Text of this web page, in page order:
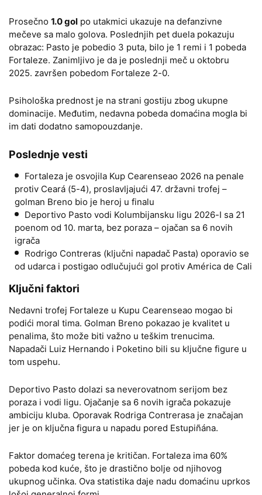
Prosečno 1.0 gol po utakmici ukazuje na defanzivne
mečeve sa malo golova. Poslednjih pet duela pokazuju
obrazac: Pasto je pobedio 3 puta, bilo je 1 remi i 1 pobeda
Fortaleze. Zanimljivo je da je poslednji meč u oktobru
2025. završen pobedom Fortaleze 2-0.
Psihološka prednost je na strani gostiju zbog ukupne
dominacije. Međutim, nedavna pobeda domaćina mogla bi
im dati dodatno samopouzdanje.
Poslednje vesti
Fortaleza je osvojila Kup Cearenseao 2026 na penale
protiv Ceará (5-4), proslavljajući 47. državni trofej –
golman Breno bio je heroj u finalu
Deportivo Pasto vodi Kolumbijansku ligu 2026-I sa 21
poenom od 10. marta, bez poraza – ojačan sa 6 novih
igrača
Rodrigo Contreras (ključni napadač Pasta) oporavio se
od udarca i postigao odlučujući gol protiv América de Cali
Ključni faktori
Nedavni trofej Fortaleze u Kupu Cearenseao mogao bi
podići moral tima. Golman Breno pokazao je kvalitet u
penalima, što može biti važno u teškim trenucima.
Napadači Luiz Hernando i Poketino bili su ključne figure u
tom uspehu.
Deportivo Pasto dolazi sa neverovatnom serijom bez
poraza i vodi ligu. Ojačanje sa 6 novih igrača pokazuje
ambiciju kluba. Oporavak Rodriga Contrerasa je značajan
jer je on ključna figura u napadu pored Estupiñána.
Faktor domaćeg terena je kritičan. Fortaleza ima 60%
pobeda kod kuće, što je drastično bolje od njihovog
ukupnog učinka. Ova statistika daje nadu domaćinu uprkos